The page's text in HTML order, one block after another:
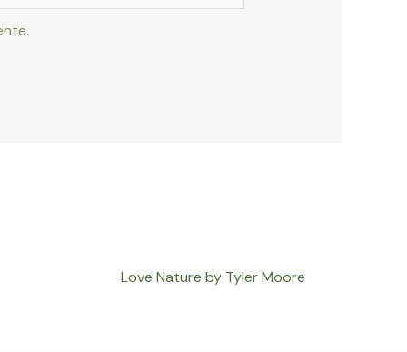
Love Nature by Tyler Moore